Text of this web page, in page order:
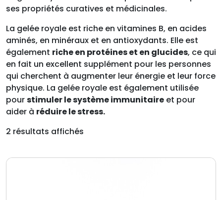
ses propriétés curatives et médicinales.
La gelée royale est riche en vitamines B, en acides
aminés, en minéraux et en antioxydants. Elle est
également riche en protéines et en glucides, ce qui
en fait un excellent supplément pour les personnes
qui cherchent à augmenter leur énergie et leur force
physique. La gelée royale est également utilisée
pourstimuler le système immunitaire et pour
aider à réduire le stress.
2 résultats affichés